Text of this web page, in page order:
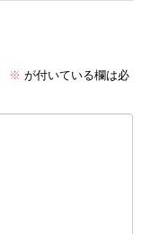
※ が付いている欄は必